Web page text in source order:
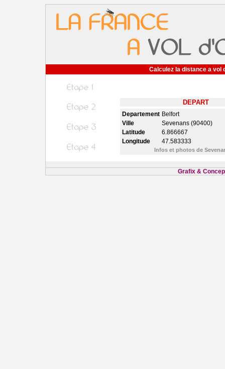
Calculez la distance a vol
DEPART
Departement Belfort
Ville
Sevenans (90400)
Latitude
6.866667
Longitude
47.583333
Infos et photos de
Grafix &